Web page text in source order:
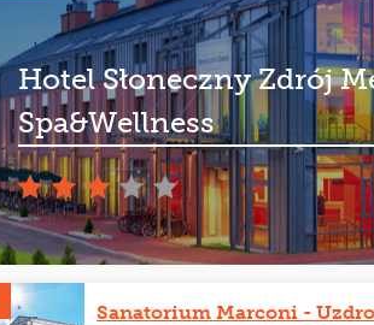
Hotel Słoneczny Zdrój
Spa&Wellness
Sanatorium Marconi -